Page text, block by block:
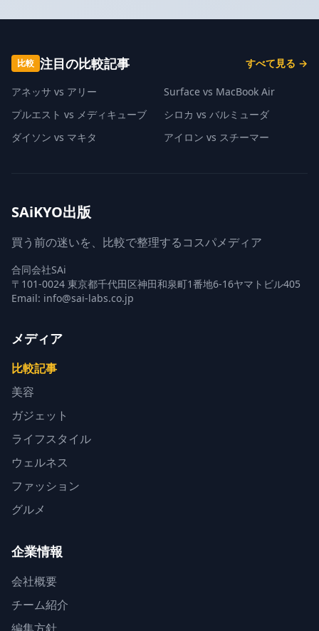
比較 注目の比較記事 すべて見る →
アネッサ vs アリー
Surface vs MacBook Air
プルエスト vs メディキューブ
シロカ vs バルミューダ
ダイソン vs マキタ
アイロン vs スチーマー
SAiKYO出版
買う前の迷いを、比較で整理するコスパメディア
合同会社SAi
〒101-0024 東京都千代田区神田和泉町1番地6-16ヤマトビル405
Email: info@sai-labs.co.jp
メディア
比較記事
美容
ガジェット
ライフスタイル
ウェルネス
ファッション
グルメ
企業情報
会社概要
チーム紹介